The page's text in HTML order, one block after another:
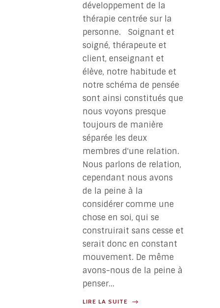
développement de la
thérapie centrée sur la
personne. Soignant et
soigné, thérapeute et
client, enseignant et
élève, notre habitude et
notre schéma de pensée
sont ainsi constitués que
nous voyons presque
toujours de manière
séparée les deux
membres d'une relation.
Nous parlons de relation,
cependant nous avons
de la peine à la
considérer comme une
chose en soi, qui se
construirait sans cesse et
serait donc en constant
mouvement. De même
avons-nous de la peine à
penser...
LIRE LA SUITE